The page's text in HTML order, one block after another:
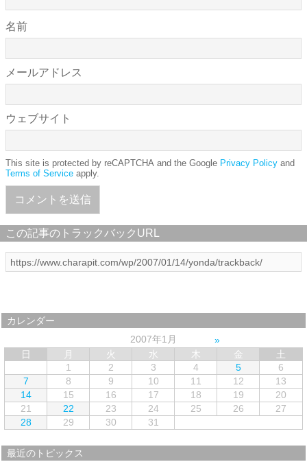
名前
メールアドレス
ウェブサイト
This site is protected by reCAPTCHA and the Google Privacy Policy and
Terms of Service apply.
この記事のトラックバックURL
カレンダー
2007年1月
日
月 火 水 木 金
土
1
2 3 4 5
6
7
8 9 10 11 12
13
14
15 16 17 18 19
20
21
22 23 24 25 26
27
28
29 30 31
最近のトピックス